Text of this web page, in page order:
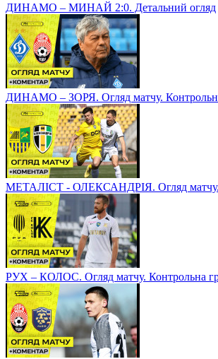
ДИНАМО – МИНАЙ 2:0. Детальний огляд
ДИНАМО – ЗОРЯ. Огляд матчу.
МЕТАЛІСТ - ОЛЕКСАНДРІЯ. Огляд матчу.
РУХ – КОЛОС. Огляд матчу. Контрольна